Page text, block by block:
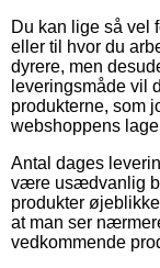
Du kan lige så vel
eller til hvor du
dyrere, men
leveringsmåde vil
produkterne, som
webshoppens
Antal dages
være usædvanlig
produkter
at man ser
vedkommende